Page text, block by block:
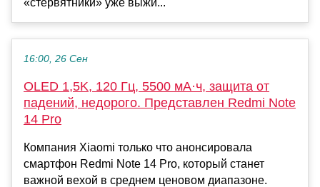
16:00, 26 Сен
OLED 1,5K, 120 Гц, 5500 мА·ч, защита от
падений, недорого. Представлен Redmi Note
14 Pro
Компания Xiaomi только что анонсировала
смартфон Redmi Note 14 Pro, который станет
важной вехой в среднем ценовом диапазоне.